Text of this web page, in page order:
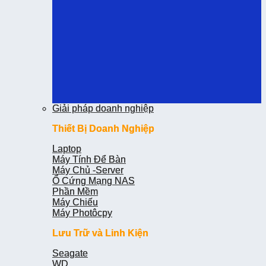
Giải pháp doanh nghiệp
Thiết Bị Doanh Nghiệp
Laptop
Máy Tính Để Bàn
Máy Chủ -Server
Ổ Cứng Mạng NAS
Phần Mềm
Máy Chiếu
Máy Photôcpy
Lưu Trữ và Linh Kiện
Seagate
WD
Giải pháp doanh nghiệp
Thiết Bị Doanh Nghiệp
Laptop
Máy Tính Để Bàn
Máy Chủ -Server
Ổ Cứng Mạng NAS
Phần Mềm
Máy Chiếu
Máy Photôcpy
Lưu Trữ và Linh Kiện
Seagate
WD